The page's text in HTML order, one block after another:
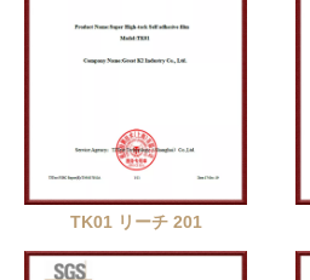
TK01 リーチ 201